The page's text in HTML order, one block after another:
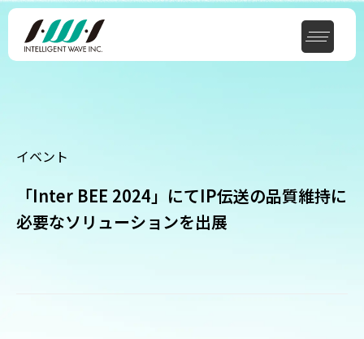
イベント
「Inter BEE 2024」にてIP伝送の品質維持に
必要なソリューションを出展